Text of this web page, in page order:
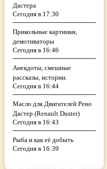
Дастера
Сегодня в 17:30
Прикольные картинки,
демотиваторы
Сегодня в 16:46
Анекдоты, смешные
рассказы, истории.
Сегодня в 16:44
Масло для Двигателей Рено
Дастер (Renault Duster)
Сегодня в 16:43
Рыба и как её добыть
Сегодня в 16:39